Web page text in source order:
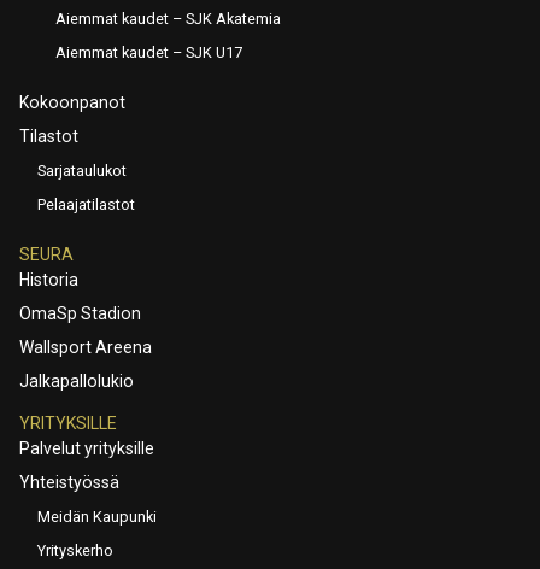
Aiemmat kaudet – SJK Akatemia
Aiemmat kaudet – SJK U17
Kokoonpanot
Tilastot
Sarjataulukot
Pelaajatilastot
SEURA
Historia
OmaSp Stadion
Wallsport Areena
Jalkapallolukio
YRITYKSILLE
Palvelut yrityksille
Yhteistyössä
Meidän Kaupunki
Yrityskerho